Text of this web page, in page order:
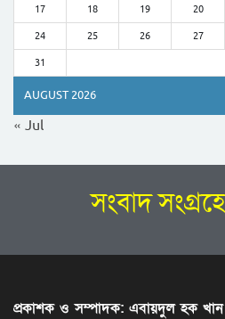
AUGUST 2026
17 18 19 20
24 25 26 27
31
« Jul
সংবাদ
প্রকাশক ও সম্পাদক: এবায়দুল হক